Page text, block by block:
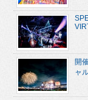
開
ャ